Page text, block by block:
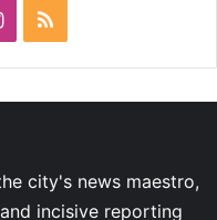
Instagram
RSS